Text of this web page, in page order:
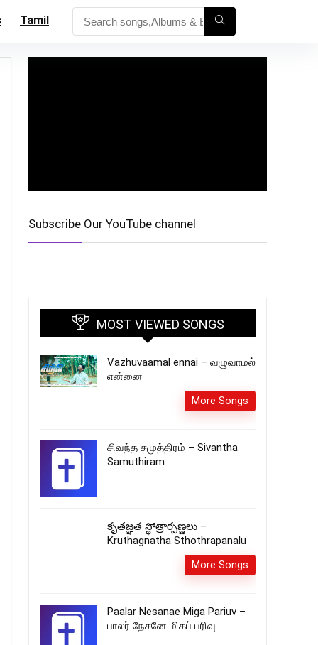
Tamil
Subscribe Our YouTube channel
MOST VIEWED SONGS
Vazhuvaamal ennai – வழுவாமல்
என்னை
More Songs
சிவந்த சமுத்திரம் – Sivantha
Samuthiram
కృతజ్ఞత స్థోత్రార్పణ్ణలు –
Kruthagnatha Sthothrapanalu
More Songs
Paalar Nesanae Miga Pariuv –
பாலர் நேசனே மிகப் பரிவு